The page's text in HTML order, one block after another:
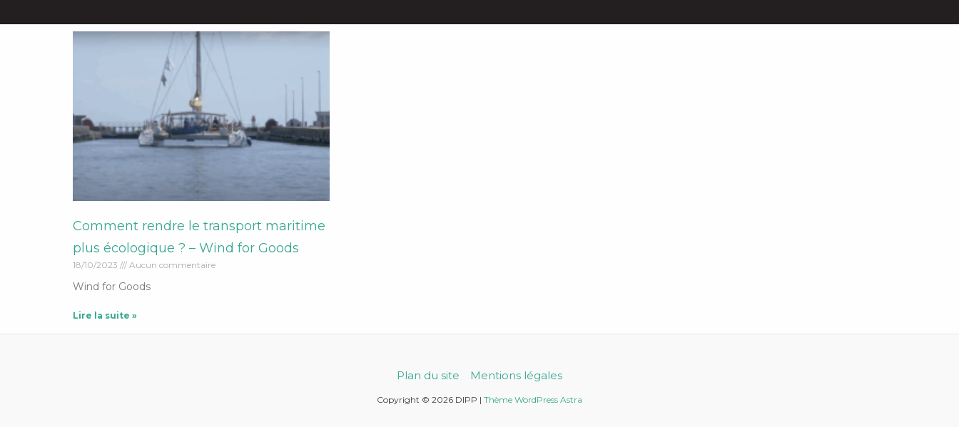
Comment rendre le transport maritime
plus écologique ? – Wind for Goods
18/10/2023 Aucun commentaire
Wind for Goods
Lire la suite »
Plan du site Mentions légales
Copyright © 2026 DIPP | Thème WordPress Astra